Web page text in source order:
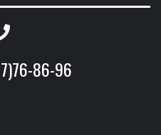
86-96